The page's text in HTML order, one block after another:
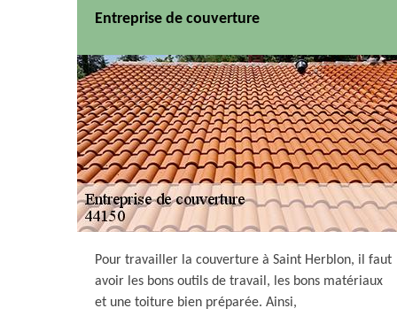
Entreprise de couverture
Pour travailler la couverture à Saint Herblon, il faut
avoir les bons outils de travail, les bons matériaux
et une toiture bien préparée. Ainsi,